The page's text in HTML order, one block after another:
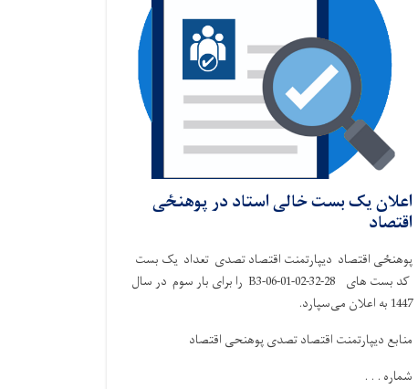
اعلان یک بست خالی استاد در پوهنځی
اقتصاد
پوهنځی اقتصاد دیپارتمنت اقتصاد تصدی تعداد یک بست
کد بست های 28-32-B3-06-01-02 را برای بار سوم در سال
1447 به اعلان می‌سپارد.
منابع دیپارتمنت اقتصاد تصدی پوهنحی اقتصاد
شماره . . .